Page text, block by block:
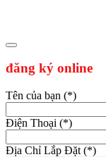
đăng ký online
Tên của bạn (*)
Điện Thoại (*)
Địa Chỉ Lắp Đặt (*)